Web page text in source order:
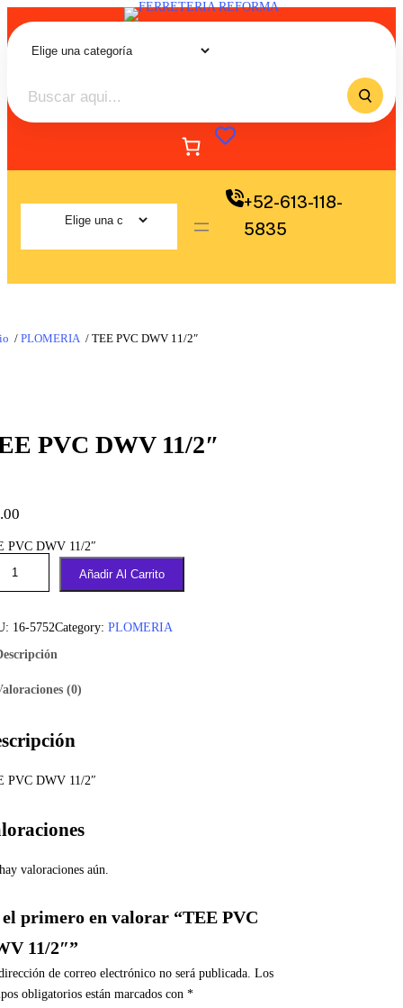
+52-613-118-
5835
/ PLOMERIA / TEE PVC DWV 11/2″
PVC DWV 11/2″
PVC DWV 11/2″
Añadir Al Carrito
16-5752Category: PLOMERIA
(0)
PVC DWV 11/2″
valoraciones aún.
el primero en valorar “TEE PVC
11/2″”
de correo electrónico no será publicada. Los
obligatorios están marcados con *